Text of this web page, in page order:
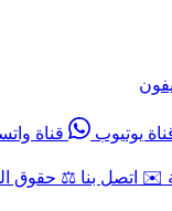
يوتيوب قناة
✉️ اتصل بنا ⚖️ حقوق